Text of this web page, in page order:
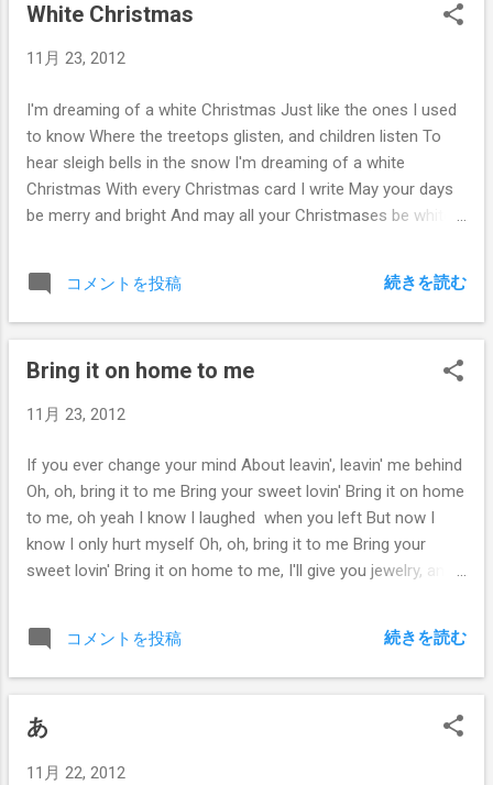
you
White Christmas
11月 23, 2012
I'm dreaming of a white Christmas Just like the ones I used
to know Where the treetops glisten, and children listen To
hear sleigh bells in the snow I'm dreaming of a white
Christmas With every Christmas card I write May your days
be merry and bright And may all your Christmases be white
your Christmases be white
コメントを投稿 続きを読む
Bring it on home to me
11月 23, 2012
If you ever change your mind About leavin', leavin' me behind
Oh, oh, bring it to me Bring your sweet lovin' Bring it on home
to me, oh yeah I know I laughed when you left But now I
know I only hurt myself Oh, oh, bring it to me Bring your
sweet lovin' Bring it on home to me, I'll give you jewelry, and
bring it to me Bring your sweet lovin' Bring it on home to me,
You know I'll always be your slave Till I'm buried, buried in my
grave Oh, oh, bring it to me Bring your sweet lovin' Bring it on
stayed out at night But I'll forgive you Oh, oh, bring it to me
コメントを投稿 続きを読む
あ
11月 22, 2012